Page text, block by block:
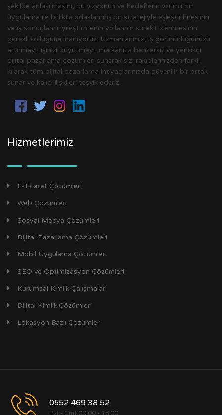
şekilde anlaşılmasını, bu vizyonun ve hedeflerin verimli bir
uygulama ile birlikte odaklanmış bir stratejiyle eşleştirilmesinin
ve iş sonuçlarını iyileştirmenin yollarının sürekli izlenmesinin
gerekli olduğuna inanıyoruz. Uzmanlarımız, iş görünürlüğünüzü
artırmayı, işinizi büyütmeyi, markanıza benzersiz ve yenilikçi
dijital pazarlama çözümleri sunarak sizi rakiplerinizden farklı
kılarak tüm dijital pazarlama ihtiyaçlarınızda güvenilir bir ortak
sunar ve kalıcı ilişkileri teşvik ederiz.
Hizmetlerimiz
E-Ticaret Çözümleri
Web Çözümleri
Sosyal Medya Çözümleri
Dijital Pazarlama Çözümleri
Mobil Uygulama Çözümleri
SEO ve Optimizasyon Çözümleri
Kurumsal Kimlik Çalışmaları
Dijital Kimlik Çözümleri
Lokasyon Bazlı Çözümler
0552 469 38 52
Pzt - Cmt 09.00 - 18.00